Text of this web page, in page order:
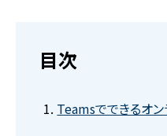
目次
Teamsでできるオ